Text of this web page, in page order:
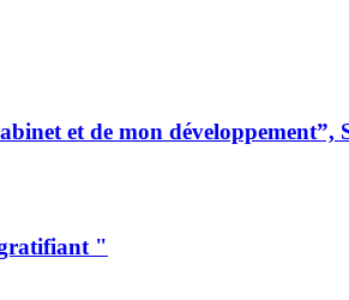
et de mon développement”,
gratifiant "